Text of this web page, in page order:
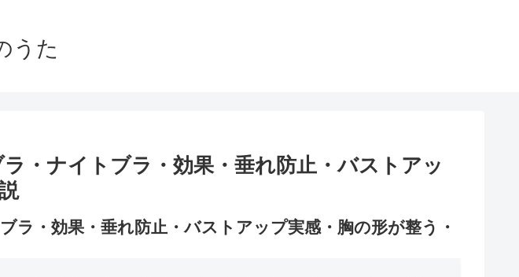
うた
・ナイトブラ・効果・垂れ防止・バストアッ
・効果・垂れ防止・バストアップ実感・胸の形が整う・